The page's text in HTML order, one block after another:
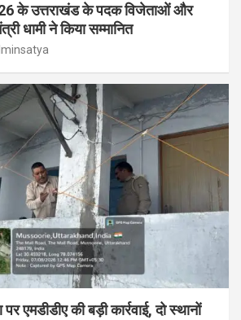
के उत्तराखंड के पदक विजेताओं और
धामी ने किया सम्मानित
एमडीडीए की बड़ी कार्रवाई, दो स्थानों